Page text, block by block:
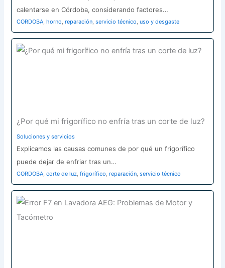
calentarse en Córdoba, considerando factores…
CORDOBA,horno,reparación,servicio técnico,uso y desgaste
¿Por qué mi frigorífico no enfría tras un corte de luz?
Soluciones y servicios
Explicamos las causas comunes de por qué un frigorífico
puede dejar de enfriar tras un…
CORDOBA,corte de luz,frigorífico,reparación,servicio técnico